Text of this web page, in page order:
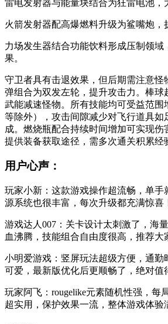
雷电发射器与能量块结合为狂雷电池，
火箭发射器配高爆燃料升级为鲨嘴炮，
力场发生器结合功能饮料形成压制领域
果。
守卫者具有击退效果，但后期需注意怪
弹组合为双发左轮，提升攻击力。棒球
武能减速怪物。所有技能均可受益范围
等除外），攻击间隙减少对飞行道具如
成。燃烧瓶配合持续时间增加可实现伤
提供装备获取途径，需多次通关积累经
用户心声：
玩家小新：这款游戏操作超流畅，单手
源系统也很丰富，每次升级都充满惊喜
游戏达人007：关卡设计太刺激了，海
血沸腾，技能组合自由度很高，推荐大
小明爱游戏：竖屏玩法超级方便，通勤
可爱，最新版优化后更顺畅了，绝对值
玩家阿飞：rougelike元素随机性强，每
超实用，保护效果一流，整体游戏体验